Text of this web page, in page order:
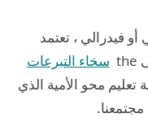
فيدرالي ، تعتمد
سخاء التبرعات
تعليم محو الأمية الذي